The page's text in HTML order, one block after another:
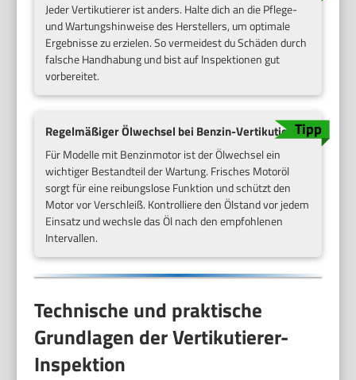
Jeder Vertikutierer ist anders. Halte dich an die Pflege-
und Wartungshinweise des Herstellers, um optimale
Ergebnisse zu erzielen. So vermeidest du Schäden durch
falsche Handhabung und bist auf Inspektionen gut
vorbereitet.
Regelmäßiger Ölwechsel bei Benzin-Vertikutierern
Für Modelle mit Benzinmotor ist der Ölwechsel ein
wichtiger Bestandteil der Wartung. Frisches Motoröl
sorgt für eine reibungslose Funktion und schützt den
Motor vor Verschleiß. Kontrolliere den Ölstand vor jedem
Einsatz und wechsle das Öl nach den empfohlenen
Intervallen.
Technische und praktische
Grundlagen der Vertikutierer-
Inspektion